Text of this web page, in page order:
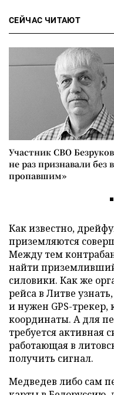
СЕЙЧАС ЧИТАЮТ
Участник СВО
не раз признавали без
пропавшим»
Как известно,
приземляются
Между тем
найти
силовики. Как же
рейса в Литве
и нужен GPS-трекер,
координаты. А для
требуется активная
работающая в
получить сигнал.
Медведев либо сам